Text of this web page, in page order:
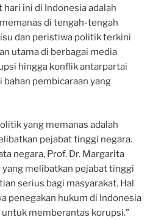
ini di Indonesia adalah
di tengah-tengah
dan peristiwa politik terkini
utama di berbagai media
hingga konflik antarpartai
pembicaraan yang
yang memanas adalah
pejabat tinggi negara.
negara, Prof. Dr. Margarita
yang melibatkan pejabat tinggi
serius bagi masyarakat. Hal
penegakan hukum di Indonesia
memberantas korupsi.”